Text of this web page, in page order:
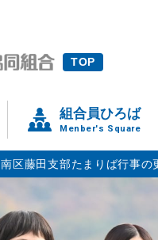
TOP
組合員ひろば
Menber's Square
南区藤田支部たまりば行事